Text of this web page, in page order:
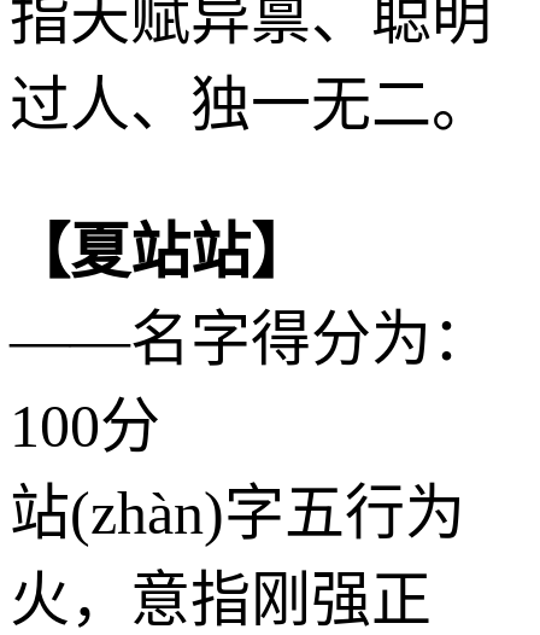
指天赋异禀、聪明
过人、独一无二。
【夏站站】
——名字得分为：
100分
站(zhàn)字五行为
火 ，意指刚强正